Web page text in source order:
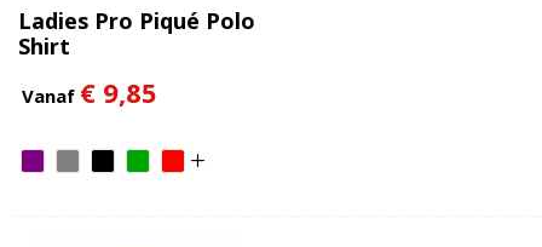
Ladies Pro Piqué Polo
Shirt
Vanaf € 9,85